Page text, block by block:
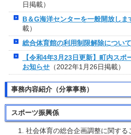
日掲載）
B＆G海洋センターを一般開放しま
載）
総合体育館の利用制限解除について
【令和4年3月23日更新】町内スポ
お知らせ（2022年1月26日掲載）
事務内容紹介（分掌事務）
スポーツ振興係
社会体育の総合企画調整に関する